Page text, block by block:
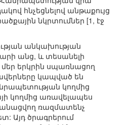
հնչեցնելով անթաքույց
նկրտումներ [1, էջ
անկախության
անց, և տեսանելի
երկրին սպառնացող
կապված են
կողմից
կողմից առավելապես
ռազմատենչ
Այդ ծրագրերում